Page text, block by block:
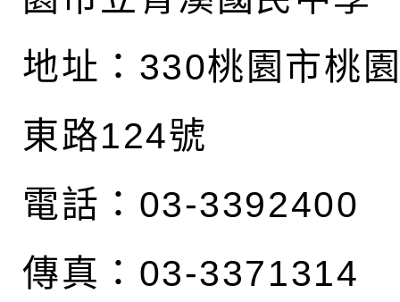
地址： 330桃園市桃
東路124號
電話：03-3392400
傳真：03-3371314